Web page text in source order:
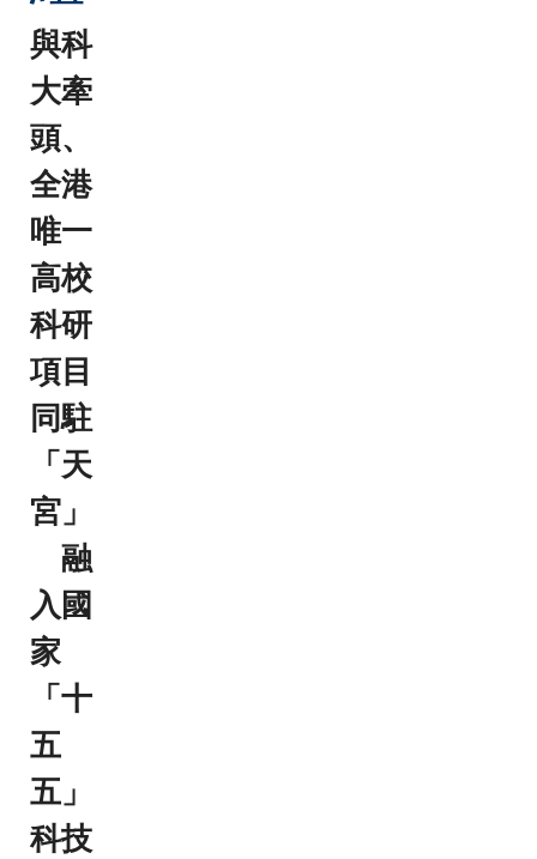
與科
大牽
頭、
全港
唯一
高校
科研
項目
同駐
「天
宮」
融
入國
家
「十
五
五」
科技